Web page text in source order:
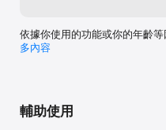
image: Freepik.com
依據你使用的功能或你的年齡等
多內容
輔助使用